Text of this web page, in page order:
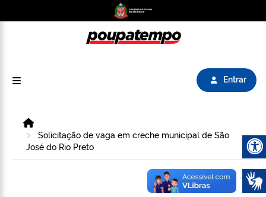
Entrar
Solicitação de vaga em creche municipal de São
José do Rio Preto